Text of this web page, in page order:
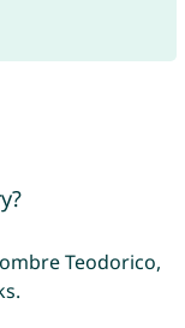
Teodorico,